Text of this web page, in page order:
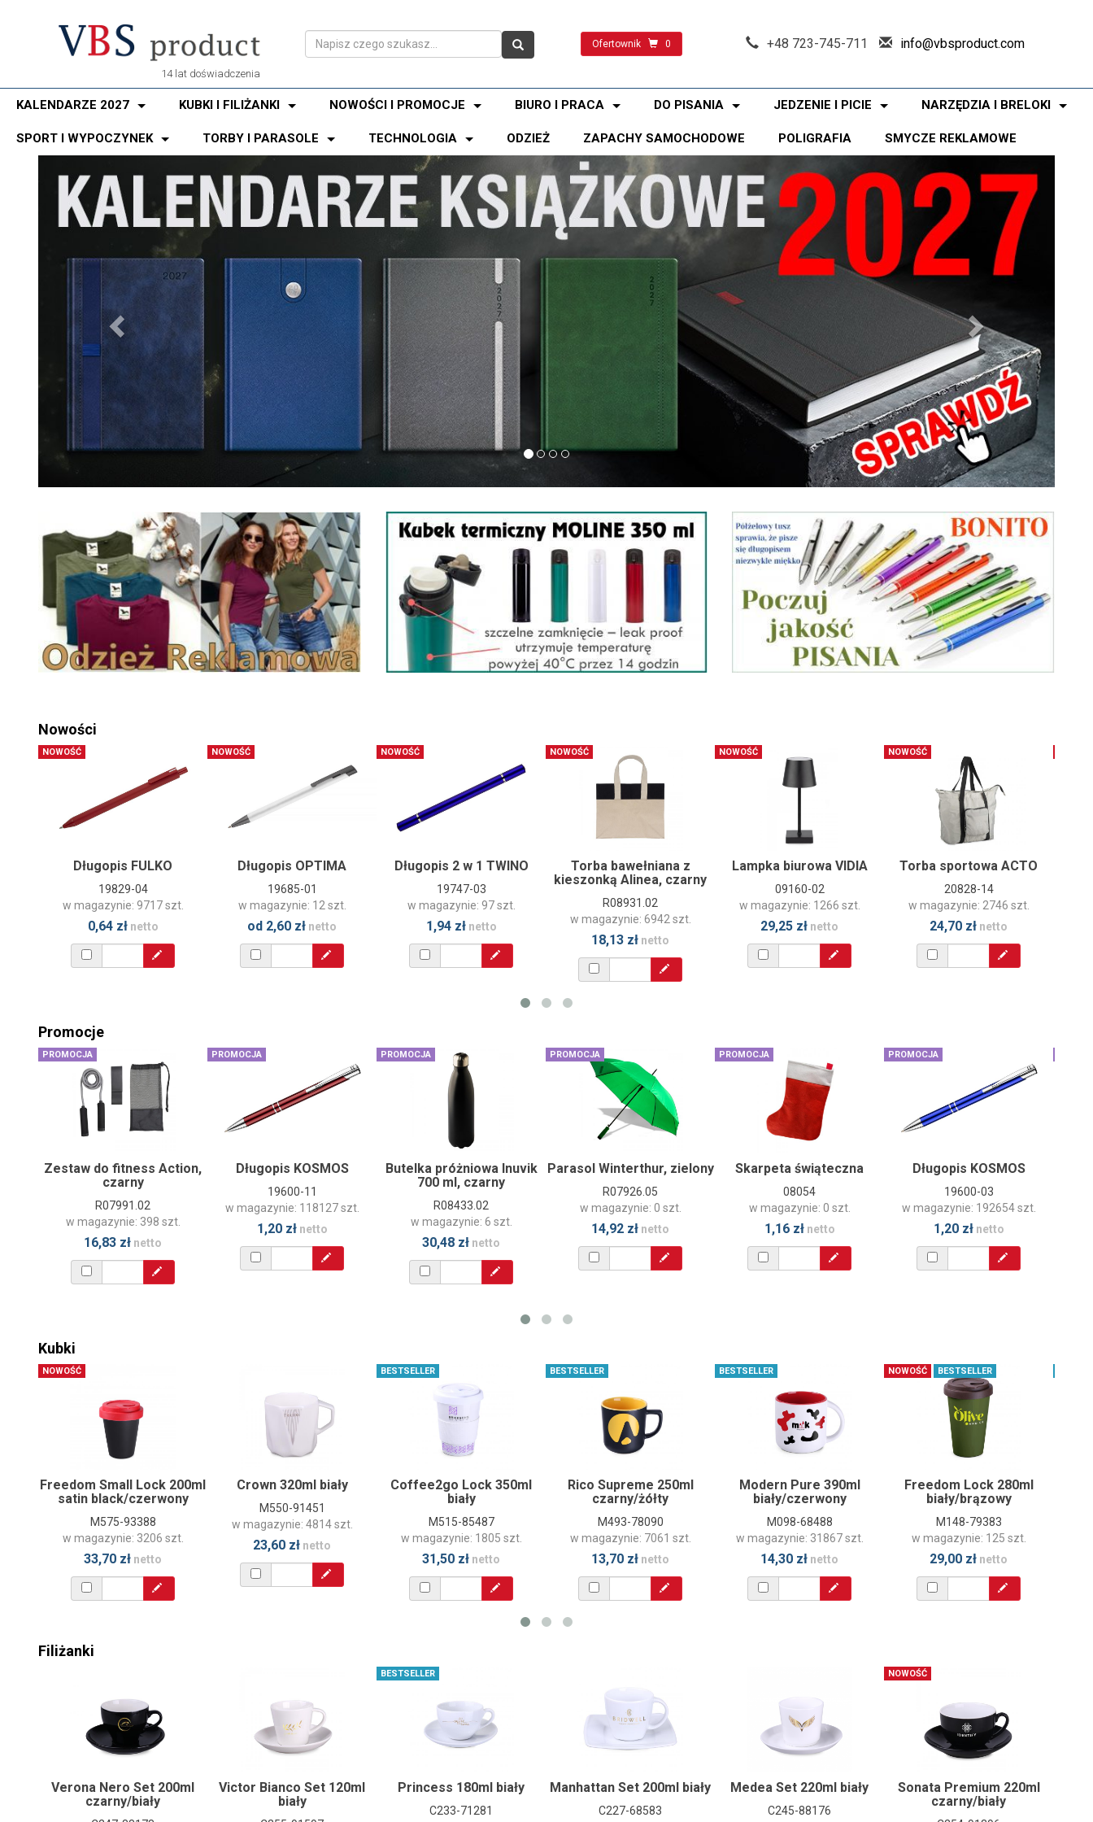
14 lat doświadczenia
Ofertownik 0 +48 723-745-711 info@vbsproduct.com
KALENDARZE 2027 KUBKI I FILIŻANKI NOWOŚCI I PROMOCJE BIURO I PRACA DO PISANIA JEDZENIE I PICIE NARZĘDZIA I BRELOKI
SPORT I WYPOCZYNEK TORBY I PARASOLE TECHNOLOGIA ODZIEŻ ZAPACHY SAMOCHODOWE POLIGRAFIA SMYCZE REKLAMOWE
Nowości
NOWOŚĆ
Długopis FULKO
19829-04
w magazynie: 9717 szt.
0,64 złnetto
NOWOŚĆ
Długopis OPTIMA
19685-01
w magazynie: 12 szt.
od 2,60 zł netto
NOWOŚĆ
Długopis 2 w 1 TWINO
19747-03
w magazynie: 97 szt.
1,94 złnetto
NOWOŚĆ
Torba bawełniana z
kieszonką Alinea, czarny
R08931.02
w magazynie: 6942 szt.
18,13 zł netto
NOWOŚĆ
Lampka biurowa VIDIA
09160-02
w magazynie: 1266 szt.
29,25 zł netto
NOWOŚĆ
Torba sportowa ACTO
20828-14
w magazynie: 2746 szt.
24,70 zł netto
Promocje
PROMOCJA
Zestaw do fitness Action,
czarny
R07991.02
w magazynie: 398 szt.
16,83 zł netto
PROMOCJA
Długopis KOSMOS
19600-11
w magazynie: 118127 szt.
1,20 złnetto
PROMOCJA
Butelka próżniowa Inuvik
700 ml, czarny
R08433.02
w magazynie: 6 szt.
30,48 zł netto
PROMOCJA
Parasol Winterthur, zielony
R07926.05
w magazynie: 0 szt.
14,92 zł netto
PROMOCJA
Skarpeta świąteczna
08054
w magazynie: 0 szt.
1,16 złnetto
PROMOCJA
Długopis KOSMOS
19600-03
w magazynie: 192654 szt.
1,20 złnetto
Kubki
NOWOŚĆ
Freedom Small Lock 200ml
satin black/czerwony
M575-93388
w magazynie: 3206 szt.
33,70 zł netto
Crown 320ml biały
M550-91451
w magazynie: 4814 szt.
23,60 zł netto
BESTSELLER
Coffee2go Lock 350ml
biały
M515-85487
w magazynie: 1805 szt.
31,50 zł netto
BESTSELLER
Rico Supreme 250ml
czarny/żółty
M493-78090
w magazynie: 7061 szt.
13,70 zł netto
BESTSELLER
Modern Pure 390ml
biały/czerwony
M098-68488
w magazynie: 31867 szt.
14,30 zł netto
NOWOŚĆ BESTSELLER
Freedom Lock 280ml
biały/brązowy
M148-79383
w magazynie: 125 szt.
29,00 zł netto
Filiżanki
Verona Nero Set 200ml
czarny/biały
Victor Bianco Set 120ml
biały
BESTSELLER
Princess 180ml biały
C233-71281
Manhattan Set 200ml biały
C227-68583
Medea Set 220ml biały
C245-88176
NOWOŚĆ
Sonata Premium 220ml
czarny/biały